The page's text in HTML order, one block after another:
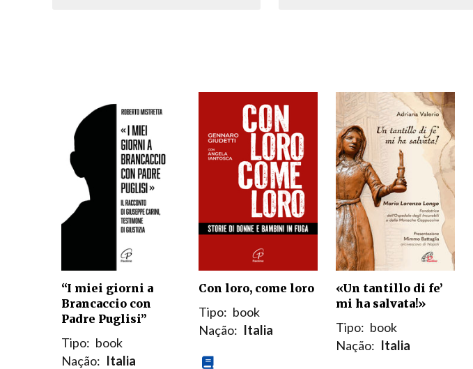
“I miei giorni a
Brancaccio con
Padre Puglisi”
Tipo: book
Nação: Italia
Con loro, come loro
Tipo: book
Nação: Italia
«Un tantillo di fe’
mi ha salvata!»
Tipo: book
Nação: Italia